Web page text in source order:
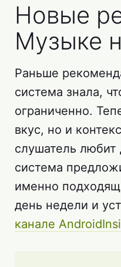
Новые
Музыке
Раньше
система знала,
ограниченно.
вкус, но и
слушатель
система
именно
день недели и
канале